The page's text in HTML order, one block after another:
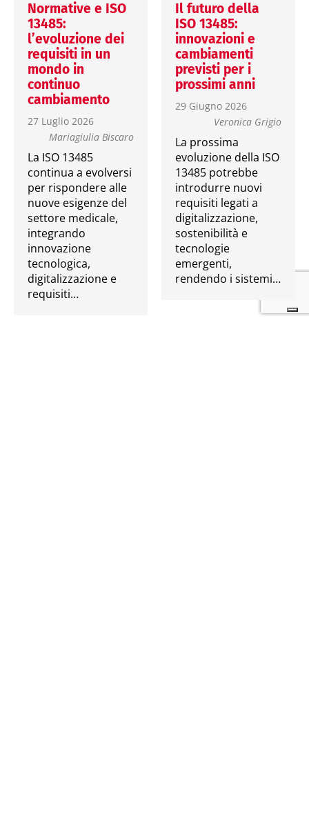
Normative e ISO
13485:
l’evoluzione dei
requisiti in un
mondo in
continuo
cambiamento
27 Luglio 2026
Mariagiulia Biscaro
La ISO 13485
continua a evolversi
per rispondere alle
nuove esigenze del
settore medicale,
integrando
innovazione
tecnologica,
digitalizzazione e
requisiti…
Il futuro della
ISO 13485:
innovazioni e
cambiamenti
previsti per i
prossimi anni
29 Giugno 2026
Veronica Grigio
La prossima
evoluzione della ISO
13485 potrebbe
introdurre nuovi
requisiti legati a
digitalizzazione,
sostenibilità e
tecnologie
emergenti,
rendendo i sistemi…